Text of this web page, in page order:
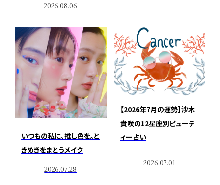
2026.08.06
いつもの私に、推し色を。と
きめきをまとうメイク
2026.07.28
【2026年7月の運勢】沙木
貴咲の12星座別ビューテ
ィー占い
2026.07.01